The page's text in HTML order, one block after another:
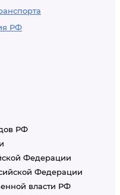
РФ
РФ
Федерации
Федерации
власти РФ